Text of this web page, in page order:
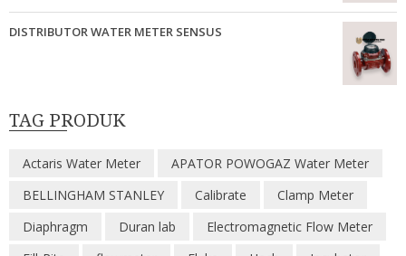
DISTRIBUTOR WATER METER SENSUS
TAG PRODUK
Actaris Water Meter
APATOR POWOGAZ Water Meter
BELLINGHAM STANLEY
Calibrate
Clamp Meter
Diaphragm
Duran lab
Electromagnetic Flow Meter